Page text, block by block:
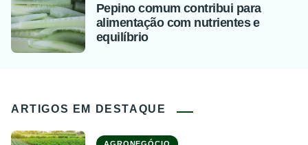
Pepino comum contribui para
alimentação com nutrientes e
equilíbrio
ARTIGOS EM DESTAQUE